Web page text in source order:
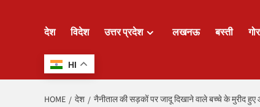
देश विदेश उत्तर प्रदेश लखनऊ बस्ती
HI
HOME देश नैनीताल की सड़कों पर जादू दिखाने वाले बच्चे के मुरीद हुए